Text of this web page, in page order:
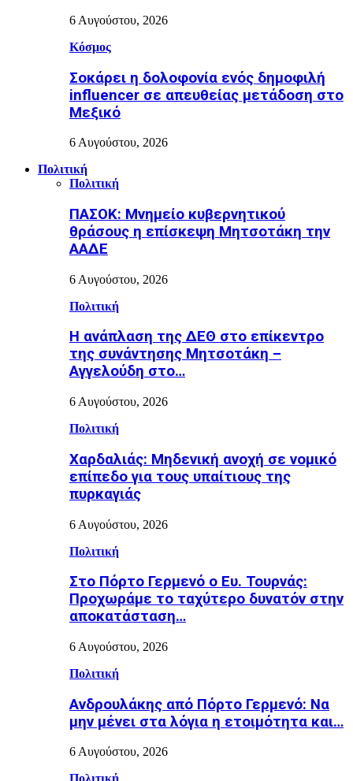
6 Αυγούστου, 2026
Κόσμος
Σοκάρει η δολοφονία ενός δημοφιλή
influencer σε απευθείας μετάδοση στο
Μεξικό
6 Αυγούστου, 2026
Πολιτική
Πολιτική
ΠΑΣΟΚ: Μνημείο κυβερνητικού
θράσους η επίσκεψη Μητσοτάκη την
ΑΑΔΕ
6 Αυγούστου, 2026
Πολιτική
Η ανάπλαση της ΔΕΘ στο επίκεντρο
της συνάντησης Μητσοτάκη –
Αγγελούδη στο…
6 Αυγούστου, 2026
Πολιτική
Χαρδαλιάς: Μηδενική ανοχή σε νομικό
επίπεδο για τους υπαίτιους της
πυρκαγιάς
6 Αυγούστου, 2026
Πολιτική
Στο Πόρτο Γερμενό ο Ευ. Τουρνάς:
Προχωράμε το ταχύτερο δυνατόν στην
αποκατάσταση…
6 Αυγούστου, 2026
Πολιτική
Ανδρουλάκης από Πόρτο Γερμενό: Να
μην μένει στα λόγια η ετοιμότητα και…
6 Αυγούστου, 2026